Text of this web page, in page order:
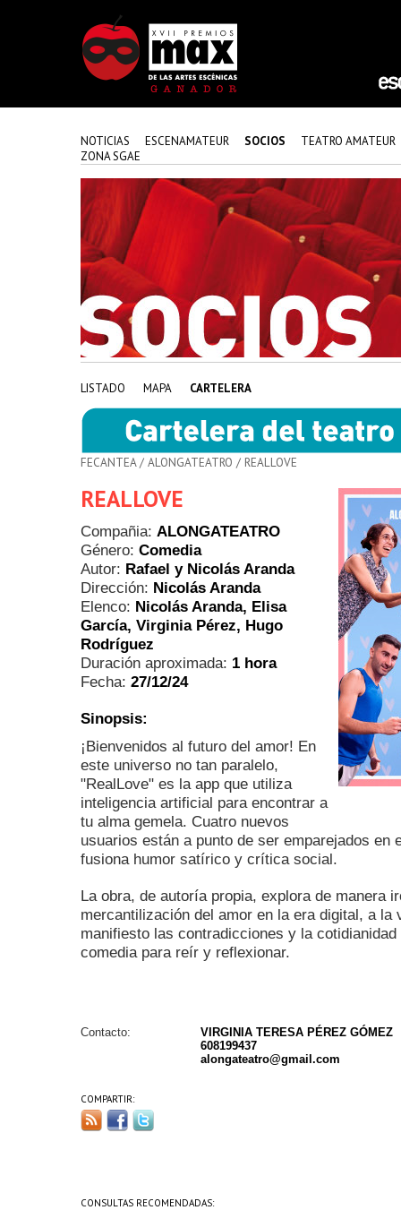
NOTICIAS ESCENAMATEUR SOCIOS
TEATRO AMATEUR
ZONA SGAE
LISTADO MAPA CARTELERA
FECANTEA/ ALONGATEATRO / REALLOVE
REALLOVE
Compañia: ALONGATEATRO
Género: Comedia
Autor: Rafael y Nicolás Aranda
Dirección: Nicolás Aranda
Elenco: Nicolás Aranda, Elisa
García, Virginia Pérez, Hugo
Rodríguez
Duración aproximada: 1 hora
Fecha: 27/12/24
Sinopsis:
¡Bienvenidos al futuro del amor! En
este universo no tan paralelo,
"RealLove" es la app que utiliza
inteligencia artificial para encontrar a
tu alma gemela. Cuatro nuevos
usuarios están a punto de ser emparejados en
fusiona humor satírico y crítica social.
La obra, de autoría propia, explora de manera
mercantilización del amor en la era digital, a la
manifiesto las contradicciones y la
comedia para reír y reflexionar.
Contacto:
VIRGINIA TERESA PÉREZ GÓMEZ
608199437
alongateatro@gmail.com
COMPARTIR:
CONSULTAS RECOMENDADAS: